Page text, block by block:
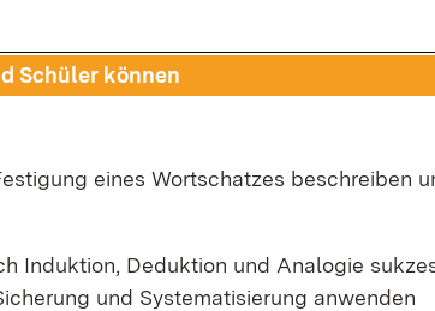
Schü­ler kön­nen
ei­nes Wort­schat­zes be­schrei­ben
In­duk­ti­on, De­duk­ti­on und Ana­lo­gie
und Sys­te­ma­ti­sie­rung an­wen­den